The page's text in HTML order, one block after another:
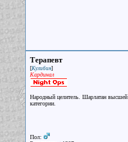
Терапевт
[Кулибин]
Кардинал
Народный целитель. Шарлатан высшей
категории.
Пол: